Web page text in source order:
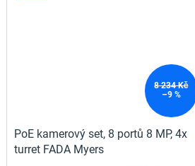
8 234 Kč
–9 %
PoE kamerový set, 8 portů 8 MP, 4x
turret FADA Myers